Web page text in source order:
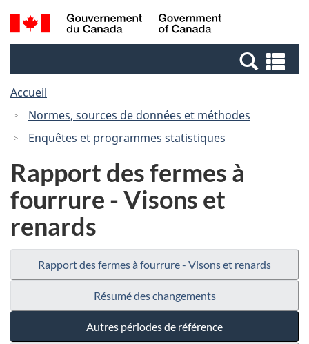
Passer
au
Passer
à
Canada
Recherche
et
et
Accueil
Normes, sources de données et méthodes
Enquêtes et programmes statistiques
Rapport des fermes à
fourrure - Visons et
renards
Rapport des fermes à fourrure - Visons et renards
Résumé des changements
Autres périodes de référence